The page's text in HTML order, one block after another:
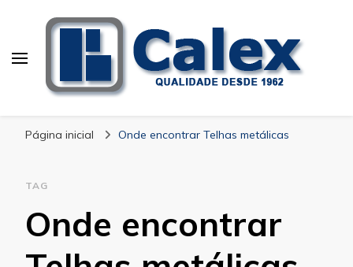
Industriais
Página inicial Onde encontrar Telhas metálicas
TAG
Onde encontrar